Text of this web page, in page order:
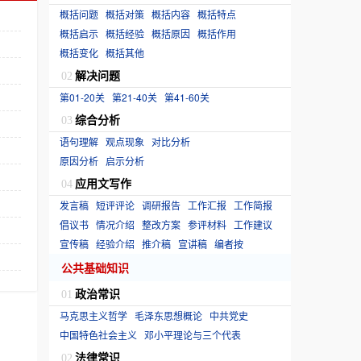
概括问题 概括对策 概括内容 概括特点
概括启示 概括经验 概括原因 概括作用
概括变化 概括其他
02 解决问题
第01-20关 第21-40关 第41-60关
03 综合分析
语句理解 观点现象 对比分析
原因分析 启示分析
04 应用文写作
发言稿 短评评论 调研报告 工作汇报
工作简报
倡议书 情况介绍 整改方案 参评材料 工作建议
宣传稿 经验介绍 推介稿 宣讲稿 编者按
公共基础知识
01 政治常识
马克思主义哲学 毛泽东思想概论 中共党史
中国特色社会主义 邓小平理论与三个代表
02 法律常识